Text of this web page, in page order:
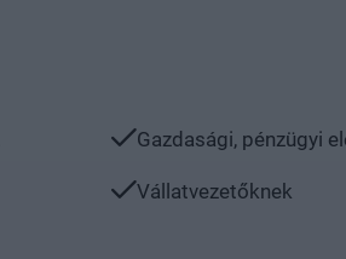
Gazdasági, pénzügyi
Vállatvezetőknek